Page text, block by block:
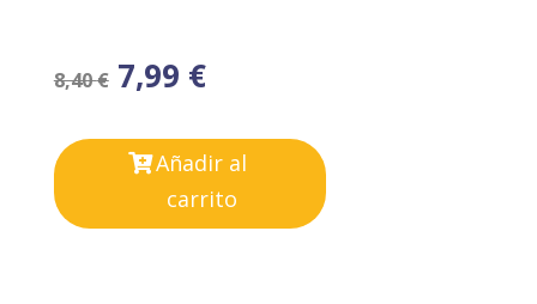
8,40€ 7,99 €
Añadir al
carrito